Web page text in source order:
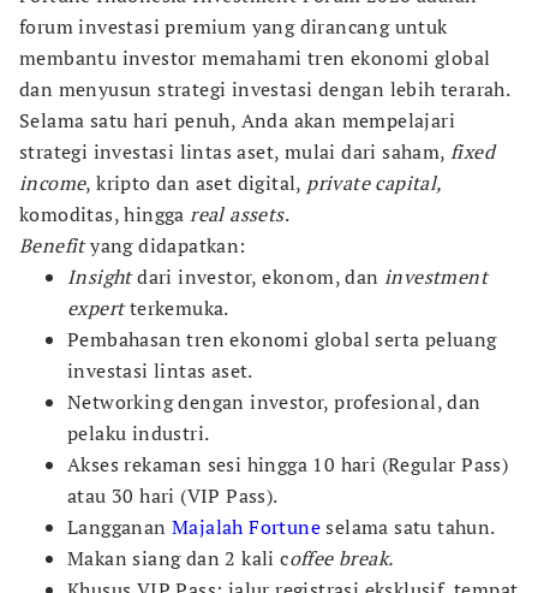
forum investasi premium yang dirancang untuk
membantu investor memahami tren ekonomi global
dan menyusun strategi investasi dengan lebih terarah.
Selama satu hari penuh, Anda akan mempelajari
strategi investasi lintas aset, mulai dari saham, fixed
income, kripto dan aset digital, private capital,
komoditas, hinggareal assets.
Benefityang didapatkan:
Insightdari investor, ekonom, daninvestment
expertterkemuka.
Pembahasan tren ekonomi global serta peluang
investasi lintas aset.
Networking dengan investor, profesional, dan
pelaku industri.
Akses rekaman sesi hingga 10 hari (Regular Pass)
atau 30 hari (VIP Pass).
LanggananMajalah Fortuneselama satu tahun.
Makan siang dan 2 kali coffee break.